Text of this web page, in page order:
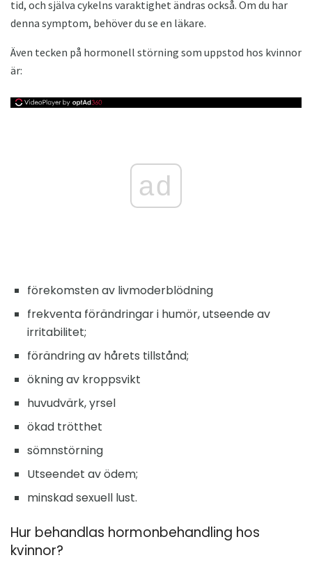
tid, och själva cykelns varaktighet ändras också. Om du har
denna symptom, behöver du se en läkare.
Även tecken på hormonell störning som uppstod hos kvinnor
är:
ad
förekomsten av livmoderblödning
frekventa förändringar i humör, utseende av
irritabilitet;
förändring av hårets tillstånd;
ökning av kroppsvikt
huvudvärk, yrsel
ökad trötthet
sömnstörning
Utseendet av ödem;
minskad sexuell lust.
Hur behandlas hormonbehandling hos
kvinnor?